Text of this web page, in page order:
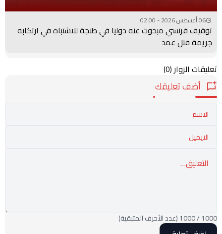
06 أغسطس 2026 - 02:00
توقيف فرنسي مبحوث عنه دوليا في طنجة للاشتباه في ارتكابه
جريمة قتل عمد
تعليقات الزوار(0)
أضف تعليقك
1000
/
1000(عدد الأحرف المتبقية)